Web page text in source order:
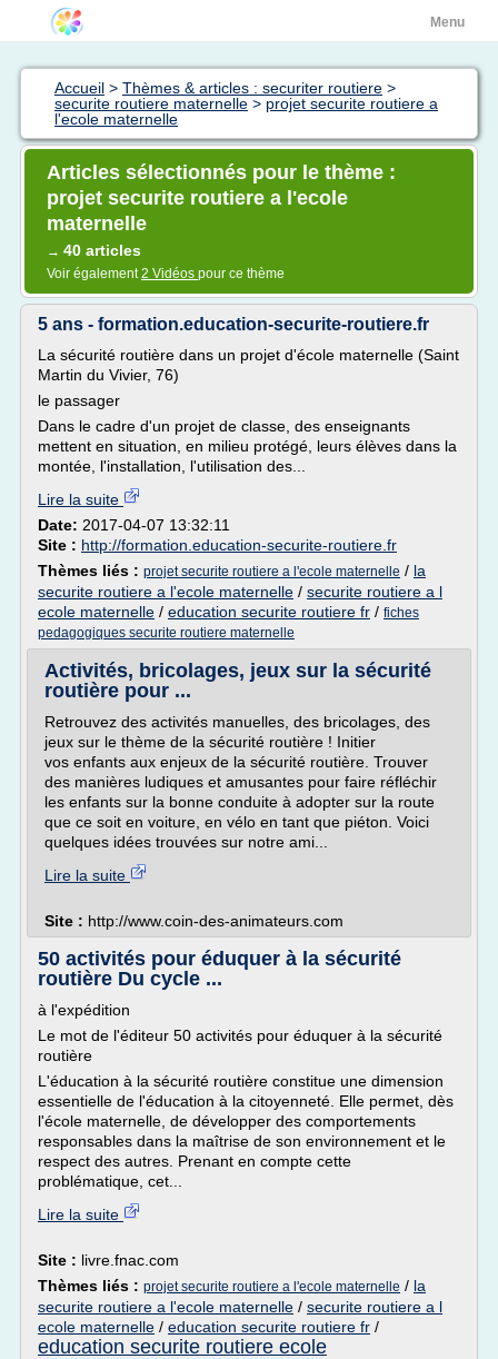
Menu
Accueil > Thèmes & articles : securiter routiere >
securite routiere maternelle > projet securite routiere a
l'ecole maternelle
Articles sélectionnés pour le thème :
projet securite routiere a l'ecole
maternelle
→ 40 articles
Voir également2 Vidéos pour ce thème
5 ans - formation.education-securite-routiere.fr
La sécurité routière dans un projet d'école maternelle (Saint
Martin du Vivier, 76)
le passager
Dans le cadre d'un projet de classe, des enseignants
mettent en situation, en milieu protégé, leurs élèves dans la
montée, l'installation, l'utilisation des...
Lire la suite
Date: 2017-04-07 13:32:11
Site : http://formation.education-securite-routiere.fr
Thèmes liés : projet securite routiere a l'ecole maternelle / la
securite routiere a l'ecole maternelle / securite routiere a l
ecole maternelle / education securite routiere fr / fiches
pedagogiques securite routiere maternelle
Activités, bricolages, jeux sur la sécurité
routière pour ...
Retrouvez des activités manuelles, des bricolages, des
jeux sur le thème de la sécurité routière ! Initier
vos enfants aux enjeux de la sécurité routière. Trouver
des manières ludiques et amusantes pour faire réfléchir
les enfants sur la bonne conduite à adopter sur la route
que ce soit en voiture, en vélo en tant que piéton. Voici
quelques idées trouvées sur notre ami...
Lire la suite
Site : http://www.coin-des-animateurs.com
50 activités pour éduquer à la sécurité
routière Du cycle ...
à l'expédition
Le mot de l'éditeur 50 activités pour éduquer à la sécurité
routière
L'éducation à la sécurité routière constitue une dimension
essentielle de l'éducation à la citoyenneté. Elle permet, dès
l'école maternelle, de développer des comportements
responsables dans la maîtrise de son environnement et le
respect des autres. Prenant en compte cette
problématique, cet...
Lire la suite
Site : livre.fnac.com
Thèmes liés : projet securite routiere a l'ecole maternelle / la
securite routiere a l'ecole maternelle / securite routiere a l
ecole maternelle / education securite routiere fr /
education securite routiere ecole